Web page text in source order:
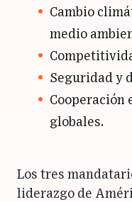
Cambio
medio
Seguridad y
Cooperación
globales.
Los tres
liderazgo de